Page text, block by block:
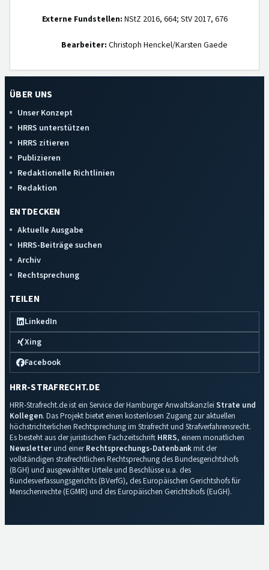
Externe Fundstellen: NStZ 2016, 664; StV 2017, 676
Bearbeiter: Christoph Henckel/Karsten Gaede
ÜBER UNS
Unser Konzept
HRRS unterstützen
HRRS zitieren
Publizieren
Redaktionelle Richtlinien
Redaktion
ENTDECKEN
Aktuelle Ausgabe
HRRS-Beiträge suchen
Archiv
Rechtsprechung
TEILEN
LinkedIn
Xing
Facebook
HRR-STRAFRECHT.DE
HRR-Strafrecht.de ist ein Service der Hamburger Anwaltskanzlei Strate und
Kollegen. Das Projekt bietet einen kostenlosen Zugang zur aktuellen
höchstrichterlichen Rechtsprechung im Strafrecht und Strafverfahrensrecht.
Es besteht aus der juristischen Fachzeitschrift HRRS, einem monatlichen
Newsletterund einerRechtsprechungs-Datenbankmit der
vollständigen strafrechtlichen Rechtsprechung des Bundesgerichtshofs
(BGH) und ausgewählter Urteile und Beschlüsse u.a. des
Bundesverfassungsgerichts (BVerfG), des Europäischen Gerichtshofs für
Menschenrechte (EGMR) und des Europäischen Gerichtshofs (EuGH).
Impressum·Datenschutz